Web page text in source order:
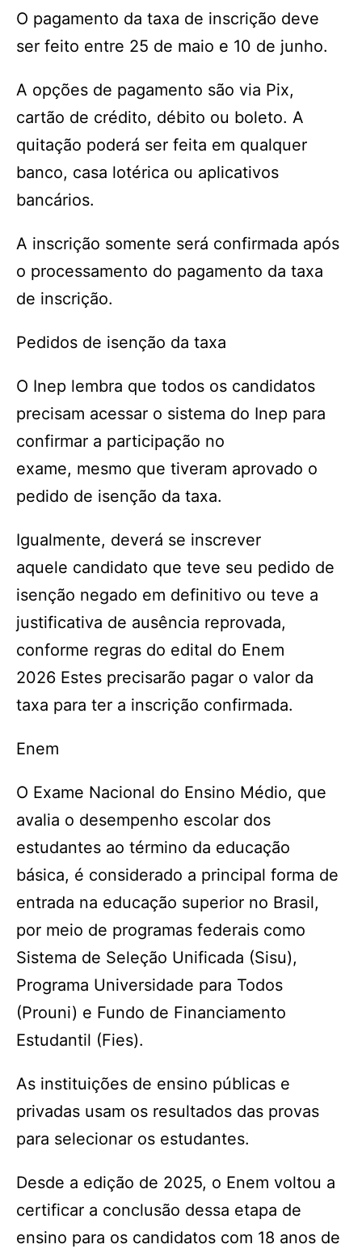
O pagamento da taxa de inscrição deve
ser feito entre 25 de maio e 10 de junho.
A opções de pagamento são via Pix,
cartão de crédito, débito ou boleto. A
quitação poderá ser feita em qualquer
banco, casa lotérica ou aplicativos
bancários.
A inscrição somente será confirmada após
o processamento do pagamento da taxa
de inscrição.
Pedidos de isenção da taxa
O Inep lembra que todos os candidatos
precisam acessar o sistema do Inep para
confirmar a participação no
exame, mesmo que tiveram aprovado o
pedido de isenção da taxa.
Igualmente, deverá se inscrever
aquele candidato que teve seu pedido de
isenção negado em definitivo ou teve a
justificativa de ausência reprovada,
conforme regras do edital do Enem
2026 Estes precisarão pagar o valor da
taxa para ter a inscrição confirmada.
Enem
O Exame Nacional do Ensino Médio, que
avalia o desempenho escolar dos
estudantes ao término da educação
básica, é considerado a principal forma de
entrada na educação superior no Brasil,
por meio de programas federais como
Sistema de Seleção Unificada (Sisu),
Programa Universidade para Todos
(Prouni) e Fundo de Financiamento
Estudantil (Fies).
As instituições de ensino públicas e
privadas usam os resultados das provas
para selecionar os estudantes.
Desde a edição de 2025, o Enem voltou a
certificar a conclusão dessa etapa de
ensino para os candidatos com 18 anos de